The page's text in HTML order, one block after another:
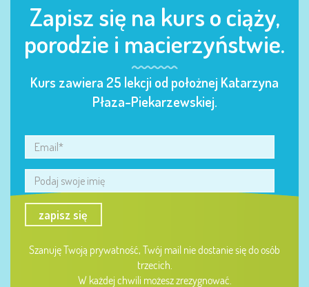
Zapisz się na kurs o ciąży,
porodzie i macierzyństwie.
Kurs zawiera 25 lekcji od położnej Katarzyna
Płaza-Piekarzewskiej.
zapisz się
Szanuję Twoją prywatność, Twój mail nie dostanie się do osób
trzecich.
W każdej chwili możesz zrezygnować.